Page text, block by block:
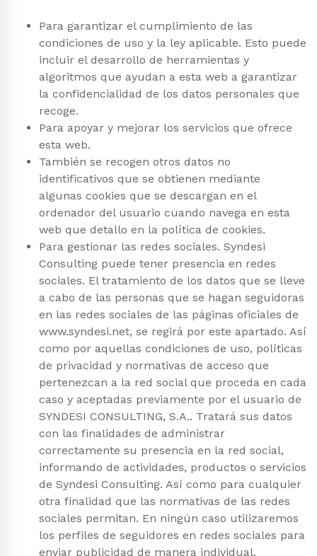
Para garantizar el cumplimiento de las
condiciones de uso y la ley aplicable. Esto puede
incluir el desarrollo de herramientas y
algoritmos que ayudan a esta web a garantizar
la confidencialidad de los datos personales que
recoge.
Para apoyar y mejorar los servicios que ofrece
esta web.
También se recogen otros datos no
identificativos que se obtienen mediante
algunas cookies que se descargan en el
ordenador del usuario cuando navega en esta
web que detallo en la política de cookies.
Para gestionar las redes sociales. Syndesi
Consulting puede tener presencia en redes
sociales. El tratamiento de los datos que se lleve
a cabo de las personas que se hagan seguidoras
en las redes sociales de las páginas oficiales de
www.syndesi.net, se regirá por este apartado. Así
como por aquellas condiciones de uso, políticas
de privacidad y normativas de acceso que
pertenezcan a la red social que proceda en cada
caso y aceptadas previamente por el usuario de
SYNDESI CONSULTING, S.A.. Tratará sus datos
con las finalidades de administrar
correctamente su presencia en la red social,
informando de actividades, productos o servicios
de Syndesi Consulting. Así como para cualquier
otra finalidad que las normativas de las redes
sociales permitan. En ningún caso utilizaremos
los perfiles de seguidores en redes sociales para
enviar publicidad de manera individual.